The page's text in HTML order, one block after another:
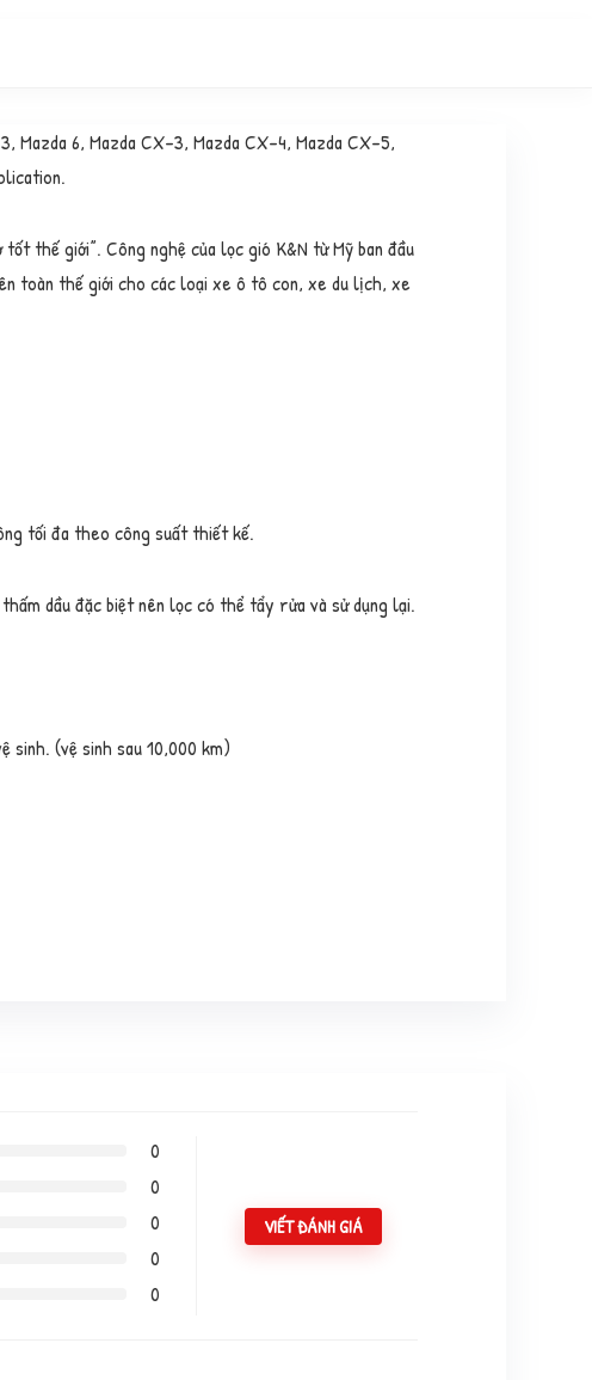
Mazda 6, Mazda CX-3, Mazda CX-4, Mazda CX-5,
thế giới”. Công nghệ của lọc gió K&N từ Mỹ ban đầu
toàn thế giới cho các loại xe ô tô con, xe du lịch, xe
tối đa theo công suất thiết kế.
dầu đặc biệt nên lọc có thể tẩy rửa và sử dụng lại.
sinh. (vệ sinh sau 10,000 km)
0
0
0
0
0
VIẾT ĐÁNH GIÁ